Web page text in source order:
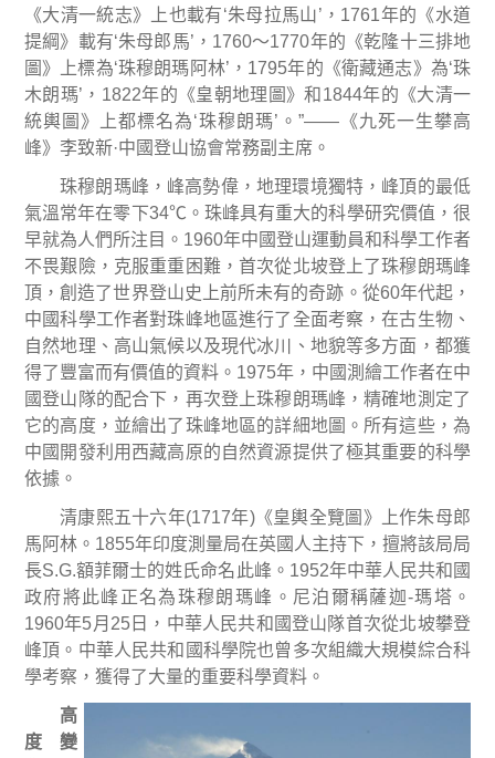
《大清一統志》上也載有‘朱母拉馬山’ ， 1761年的《水道
提綱》載有‘朱母郎馬’ ， 1760～1770年的《乾隆十三排地
圖》上標為‘珠穆朗瑪阿林’ ， 1795年的《衛藏通志》為‘珠
木朗瑪’ ， 1822年的《皇朝地理圖》和 1844年的《大清一
統輿圖》上都標名為‘珠穆朗瑪’ 。 ”—— 《九死一生攀高
峰》李致新·中國登山協會常務副主席 。
珠穆朗瑪峰，峰高勢偉，地理環境獨特，峰頂的最低
氣溫常年在零下34℃ 。珠峰具有重大的科學研究價值，很
早就為人們所注目。 1960年中國登山運動員和科學工作者
不畏艱險，克服重重困難，首次從北坡登上了珠穆朗瑪峰
頂，創造了世界登山史上前所未有的奇跡。從60年代起，
中國科學工作者對珠峰地區進行了全面考察，在古生物、
自然地理、高山氣候以及現代冰川、地貌等多方面，都獲
得了豐富而有價值的資料。 1975年，中國測繪工作者在中
國登山隊的配合下，再次登上珠穆朗瑪峰，精確地測定了
它的高度，並繪出了珠峰地區的詳細地圖。所有這些，為
中國開發利用西藏高原的自然資源提供了極其重要的科學
依據。
清康熙五十六年(1717年)《皇輿全覽圖》上作朱母郎
馬阿林。 1855年印度測量局在英國人主持下，擅將該局局
長S.G.額菲爾士的姓氏命名此峰。 1952年中華人民共和國
政府將此峰正名為珠穆朗瑪峰。尼泊爾稱薩迦-瑪塔。
1960年5月 25日 ，中華人民共和國登山隊首次從北坡攀登
峰頂。中華人民共和國科學院也曾多次組織大規模綜合科
學考察，獲得了大量的重要科學資料。
高
度變